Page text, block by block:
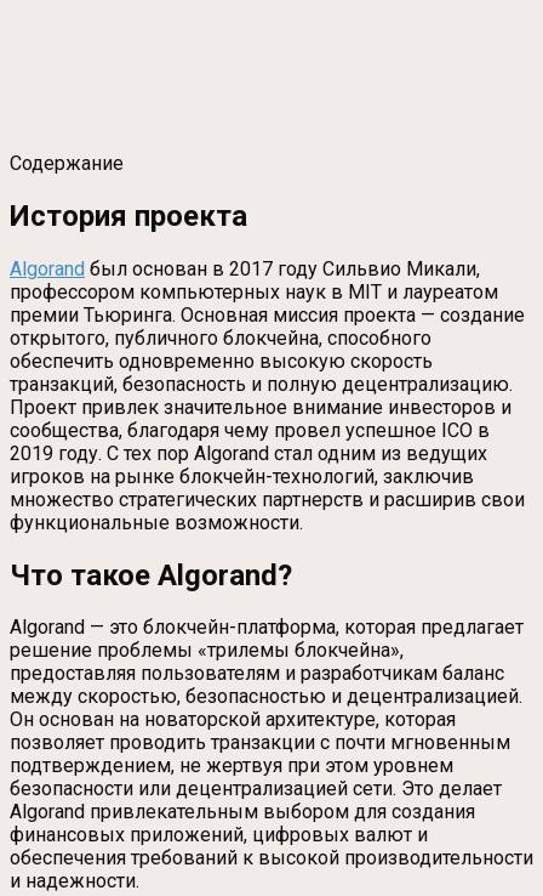
Содержание
История проекта
Algorand был основан в 2017 году Сильвио Микали,
профессором компьютерных наук в MIT и лауреатом
премии Тьюринга. Основная миссия проекта — создание
открытого, публичного блокчейна, способного
обеспечить одновременно высокую скорость
транзакций, безопасность и полную децентрализацию.
Проект привлек значительное внимание инвесторов и
сообщества, благодаря чему провел успешное ICO в
2019 году. С тех пор Algorand стал одним из ведущих
игроков на рынке блокчейн-технологий, заключив
множество стратегических партнерств и расширив свои
функциональные возможности.
Что такое Algorand?
Algorand — это блокчейн-платформа, которая предлагает
решение проблемы «трилемы блокчейна»,
предоставляя пользователям и разработчикам баланс
между скоростью, безопасностью и децентрализацией.
Он основан на новаторской архитектуре, которая
позволяет проводить транзакции с почти мгновенным
подтверждением, не жертвуя при этом уровнем
безопасности или децентрализацией сети. Это делает
Algorand привлекательным выбором для создания
финансовых приложений, цифровых валют и
обеспечения требований к высокой производительности
и надежности.